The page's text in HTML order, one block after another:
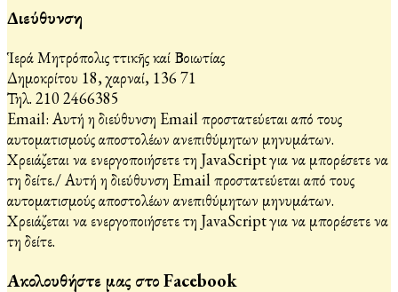
Διεύθυνση
Ἱερά Μητρόπολις Ἀττικῆς καί Βοιωτίας
Δημοκρίτου 18, Ἀχαρναί, 136 71
Τηλ. 210 2466385
Email: Αυτή η διεύθυνση Email προστατεύεται από τους
αυτοματισμούς αποστολέων ανεπιθύμητων μηνυμάτων.
Χρειάζεται να ενεργοποιήσετε τη JavaScript για να μπορέσετε να
τη δείτε./Αυτή η διεύθυνση Email προστατεύεται από τους
αυτοματισμούς αποστολέων ανεπιθύμητων μηνυμάτων.
Χρειάζεται να ενεργοποιήσετε τη JavaScript για να μπορέσετε να
τη δείτε.
Ακολουθήστε μας στο Facebook